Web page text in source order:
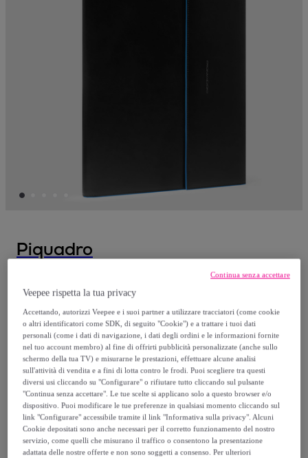
Piquadro
Modello: TU
225,00 €
Venduto daPiquadro
Consegna
Veepee rispetta la tua privacy
Accettando, autorizzi Veepee e i suoi partner a utilizzare tracciatori (come cookie
o altri identificatori come SDK, di seguito "Cookie") e a trattare i tuoi dati
personali (come i dati di navigazione, i dati degli ordini e le informazioni fornite
nel tuo account membro) al fine di offrirti pubblicità personalizzate (anche sullo
schermo della tua TV) e misurarne le prestazioni, effettuare alcune analisi
sull'attività di vendita e a fini di lotta contro le frodi. Puoi scegliere tra questi
diversi usi cliccando su "Configurare" o rifiutare tutto cliccando sul pulsante
"Continua senza accettare". Le tue scelte si applicano solo a questo browser e/o
dispositivo. Puoi modificare le tue preferenze in qualsiasi momento cliccando sul
link "Configurare" accessibile tramite il link "Informativa sulla privacy". Alcuni
Cookie depositati sono anche necessari per il corretto funzionamento del nostro
servizio, come quelli che misurano il traffico o consentono la presentazione
adattata delle nostre offerte e non sono soggetti a consenso. Per ulteriori
Continua senza accettare